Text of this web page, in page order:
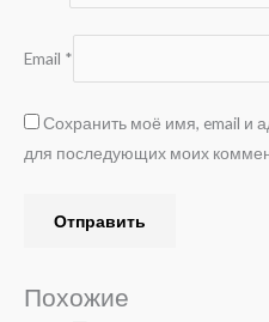
Email *
Сохранить моё имя, email и
для последующих моих
Похожие